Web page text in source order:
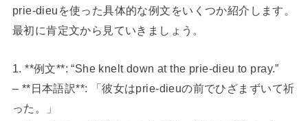
prie-dieuを使った具体的な例文をいくつか紹介します。
最初に肯定文から見ていきましょう。
1. **例文**: “She knelt down at the prie-dieu to pray.”
– **日本語訳**: 「彼女はprie-dieuの前でひざまずいて祈
った。」